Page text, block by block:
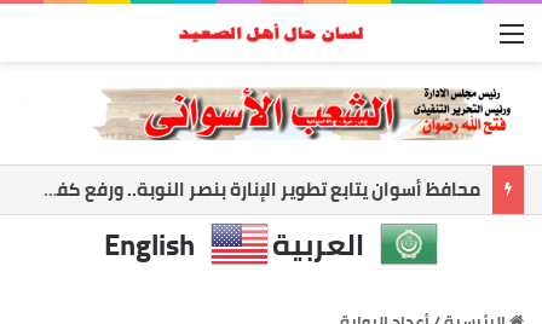
أسوان تعزز الشراكة الأمنية.. المحافظ ومدير الأمن يبحثان ملفات الأمن والتنميه
العربية English